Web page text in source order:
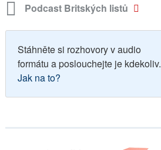
Podcast Britských listů
Stáhněte si rozhovory v audio
formátu a poslouchejte je kdekoliv.
Jak na to?